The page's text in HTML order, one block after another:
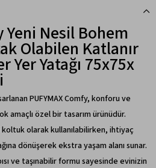
Nesil Bohem
Olabilen Katlanır
Yer Yatağı 75x75x
PUFYMAX Comfy, konforu ve
amaçlı özel bir tasarım ürünüdür.
koltuk olarak kullanılabilirken, ihtiyaç
dönüşerek ekstra yaşam alanı sunar.
ve taşınabilir formu sayesinde evinizin